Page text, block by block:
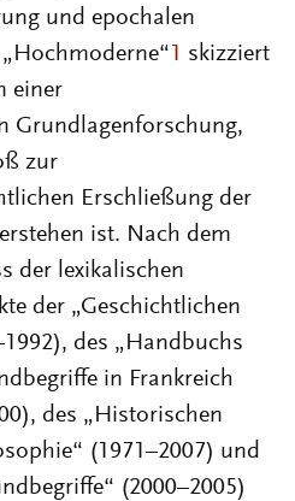
und epochalen
1 skizziert
einer
Grundlagenforschung,
zur
Erschließung der
ist. Nach dem
der lexikalischen
der „Geschichtlichen
des „Handbuchs
in Frankreich
des „Historischen
(1971–2007) und
(2000–2005)